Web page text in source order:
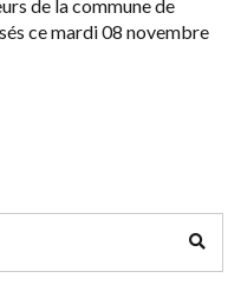
de la commune de
ce mardi 08 novembre